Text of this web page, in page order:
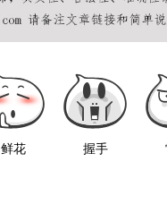
鲜花 握手